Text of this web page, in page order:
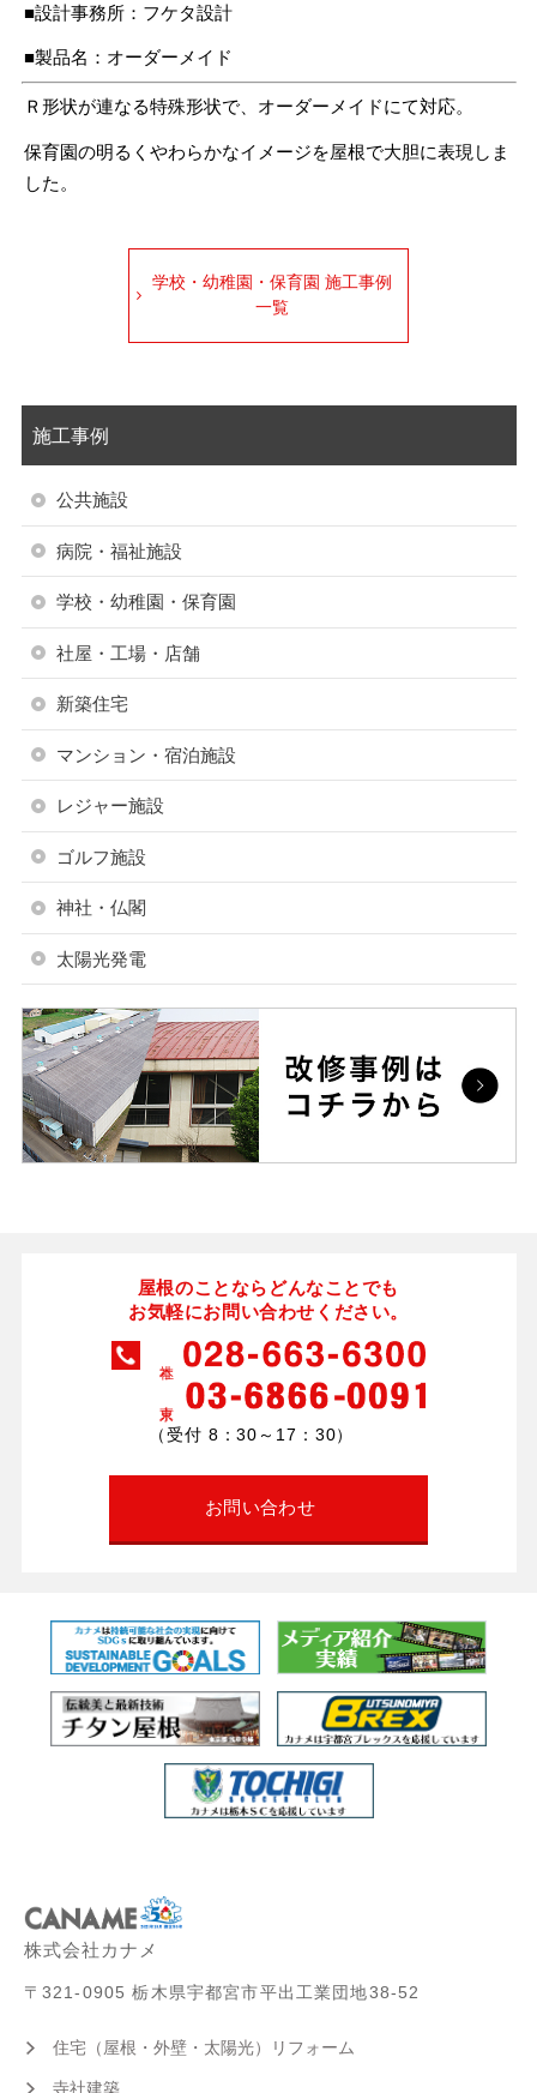
■設計事務所：フケタ設計
■製品名：オーダーメイド
Ｒ形状が連なる特殊形状で、オーダーメイドにて対応。
保育園の明るくやわらかなイメージを屋根で大胆に表現しま
した。
学校・幼稚園・保育園 施工事例
一覧
施工事例
公共施設
病院・福祉施設
学校・幼稚園・保育園
社屋・工場・店舗
新築住宅
マンション・宿泊施設
レジャー施設
ゴルフ施設
神社・仏閣
太陽光発電
屋根のことならどんなことでも
お気軽にお問い合わせください。
（受付 8：30～17：30）
お問い合わせ
株式会社カナメ
〒321-0905 栃木県宇都宮市平出工業団地38-52
住宅（屋根・外壁・太陽光）リフォーム
寺社建築